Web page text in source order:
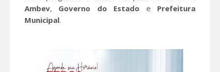
Ambev, Governo do Estado e Prefeitura
Municipal.